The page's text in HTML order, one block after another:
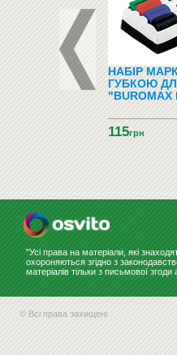
НАБІР
ГУБКОЮ
"BUROMAX
115грн
"Усі права на матеріали, які
охороняються згідно з
матеріалів тільки з письмової
© Всі права захищені